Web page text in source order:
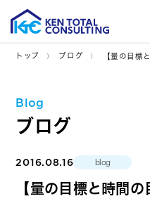
トップ ブログ 【量の目標
Blog
ブログ
2016.08.16 blog
【量の目標と時間